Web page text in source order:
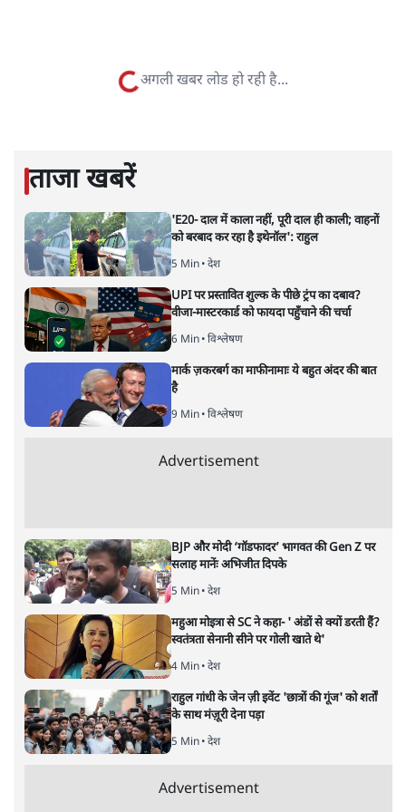
विश्लेषणात्मक और मानवीय स्वरों में से एक हैं। शिक्षा, समाज,
नतीजों पर परदे डालता घोषणा प्रधान
बजट!
यह बजट नीतिगत नतीजों से ज़्यादा घोषणाओं पर टिका क्यों दिखता
है? आंकड़ों, ज़मीनी हकीकत और वादों के बीच घोषणा-प्रधान बजट
की आलोचनात्मक पड़ताल।
केंद्रीय वित्तमंत्री निर्मला सीतारमण द्वारा
द्वारा साल 2014 में जारी घोषणा पत्र की तरह वायदों का पुलिंदा